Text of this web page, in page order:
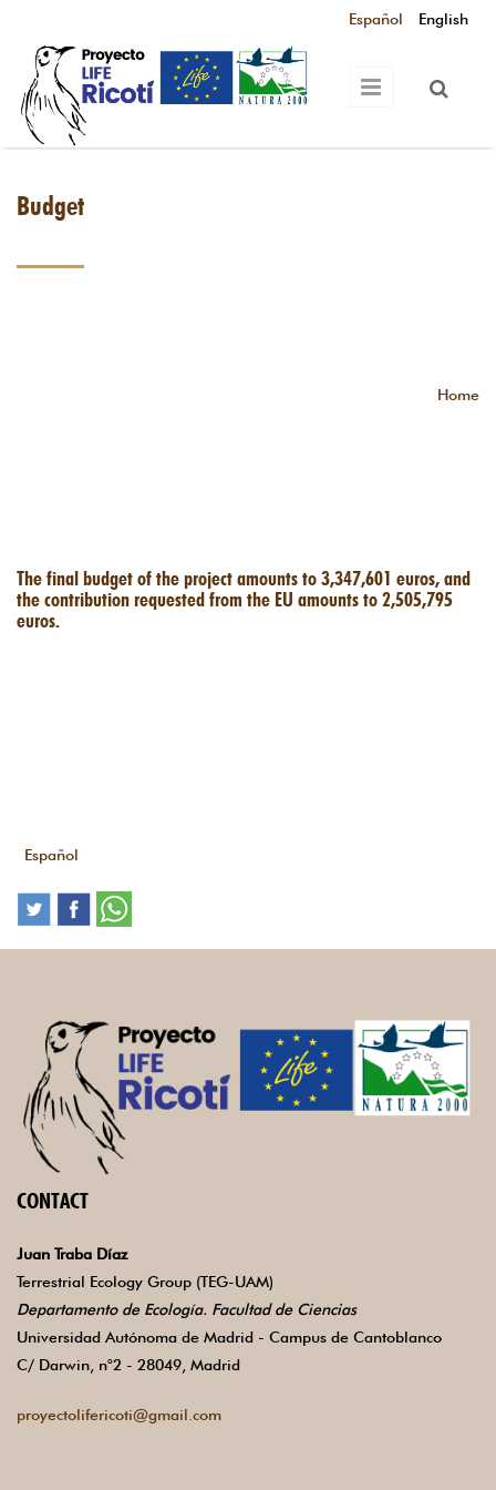
Español English
Budget
Home
The final budget of the project amounts to 3,347,601 euros, and
the contribution requested from the EU amounts to 2,505,795
euros.
Español
CONTACT
Juan Traba Díaz
Terrestrial Ecology Group (TEG-UAM)
Departamento de Ecología. Facultad de Ciencias
Universidad Autónoma de Madrid - Campus de Cantoblanco
C/ Darwin, n°2 - 28049, Madrid
proyectolifericoti@gmail.com